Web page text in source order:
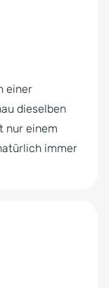
einer
dieselben
nur einem
immer